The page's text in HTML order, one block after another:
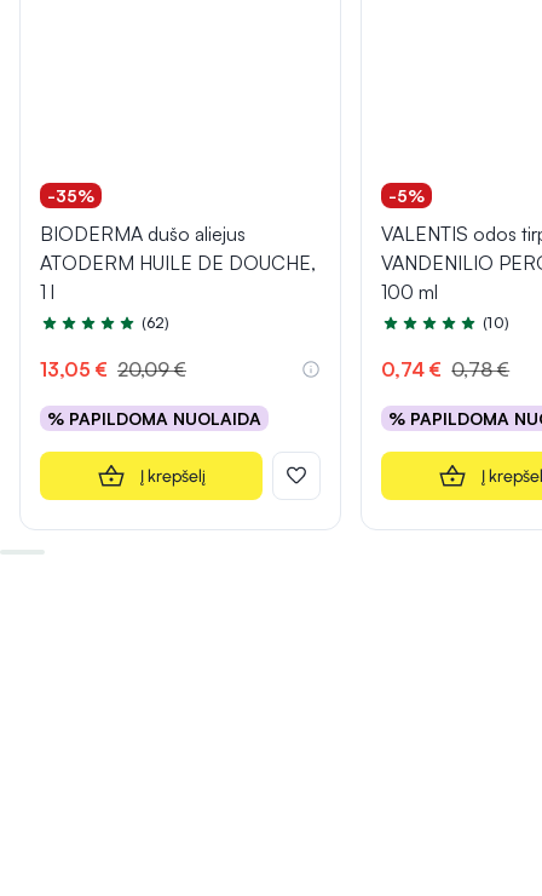
-35%
BIODERMA dušo aliejus
ATODERM HUILE DE DOUCHE,
1 l
Įvertinimas 5.0 iš 5
(62)
13,05 € 20,09 €
% PAPILDOMA NUOLAIDA
Į krepšelį
-5%
VALENTIS odos
VANDENILIO
100 ml
Įvertinimas 4.7 iš 5
(10)
0,74 € 0,78 €
% PAPILDOMA
Į